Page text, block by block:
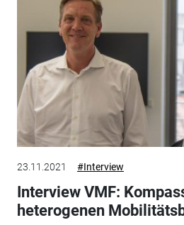
23.11.2021 #Interview
Interview VMF:
heterogenen